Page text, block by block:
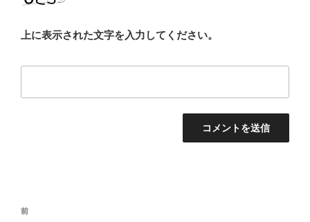
上に表示された文字を入力してください。
投
前
前